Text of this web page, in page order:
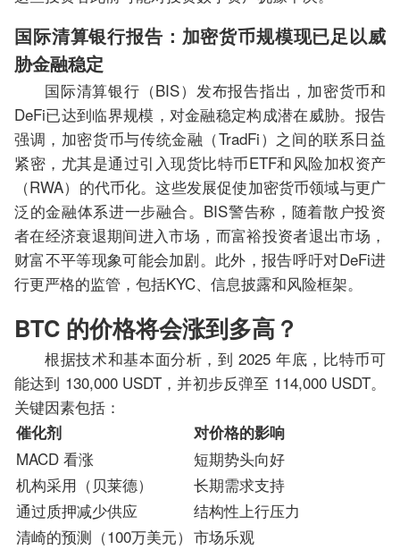
国际清算银行报告：加密货币规模现已足以威
胁金融稳定
国际清算银行（BIS）发布报告指出，加密货币和
DeFi已达到临界规模，对金融稳定构成潜在威胁。报告
强调，加密货币与传统金融（TradFi）之间的联系日益
紧密，尤其是通过引入现货比特币ETF和风险加权资产
（RWA）的代币化。这些发展促使加密货币领域与更广
泛的金融体系进一步融合。BIS警告称，随着散户投资
者在经济衰退期间进入市场，而富裕投资者退出市场，
财富不平等现象可能会加剧。此外，报告呼吁对DeFi进
行更严格的监管，包括KYC、信息披露和风险框架。
BTC 的价格将会涨到多高？
根据技术和基本面分析，到 2025 年底，比特币可
能达到 130,000 USDT，并初步反弹至 114,000 USDT。
关键因素包括：
催化剂 对价格的影响
MACD 看涨
短期势头向好
机构采用（贝莱德）
长期需求支持
通过质押减少供应
结构性上行压力
清崎的预测（100万美元） 市场乐观